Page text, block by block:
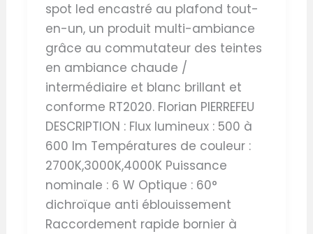
spot led encastré au plafond tout-
en-un, un produit multi-ambiance
grâce au commutateur des teintes
en ambiance chaude /
intermédiaire et blanc brillant et
conforme RT2020. Florian PIERREFEU
DESCRIPTION : Flux lumineux : 500 à
600 lm Températures de couleur :
2700K,3000K,4000K Puissance
nominale : 6 W Optique : 60°
dichroïque anti éblouissement
Raccordement rapide bornier à